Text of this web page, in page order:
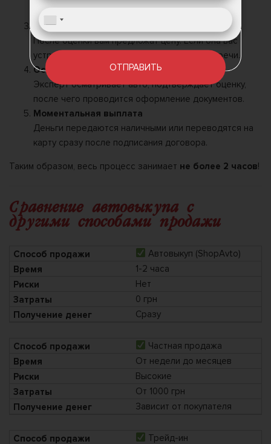
Согласование цены
После оценки вам предложат цену. Если она вас
устраивает, назначается место и время встречи.
Осмотр и оформление
Эксперт осматривает авто, подтверждает оценку,
после чего проводится оформление документов.
Моментальная выплата
Деньги передаются наличными или переводятся на
карту сразу после подписания договора.
Таким образом, весь процесс занимает не более 2 часов!
Сравнение автовыкупа с
другими способами продажи
Автовыкуп (ShopAvto)
1-2 часа
Нет
0 грн
Сразу
Частная продажа
От недели до месяцев
Высокие
От 1000 грн
Зависит от покупателя
Трейд-ин
ОТПРАВИТЬ